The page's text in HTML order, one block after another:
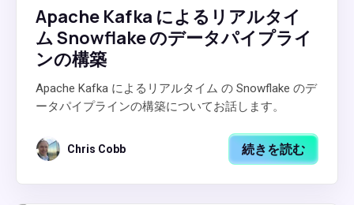
Apache Kafka によるリアルタイ
ム Snowflake のデータパイプライ
ンの構築
Apache Kafka によるリアルタイム の Snowflake のデ
ータパイプラインの構築についてお話します。
Chris Cobb 続きを読む